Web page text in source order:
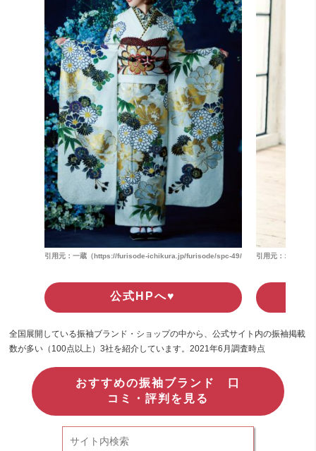
引用元：一蔵（https://furisode-ichikura.jp/furisode/spc-49/）
公式HPへ♥
引用元：オンデ
全国展開している振袖ブランド・ショップの中から、公式サイト内の振袖掲載
数が多い（100点以上）3社を紹介しています。2021年6月調査時点
おすすめの振袖ブランド 口
コミ・評判を見る